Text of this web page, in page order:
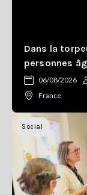
Dans la
personnes
06/08/2026
France
Social